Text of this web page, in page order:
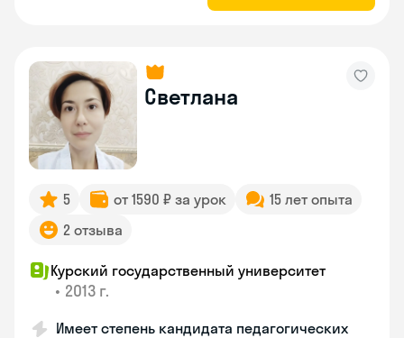
Светлана
5 от 1590 ₽ за урок
15 лет опыта
2 отзыва
Курский государственный университет
• 2013 г.
Имеет степень кандидата педагогических